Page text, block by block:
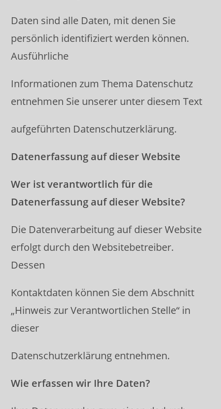
Daten sind alle Daten, mit denen Sie
persönlich identifiziert werden können.
Ausführliche
Informationen zum Thema Datenschutz
entnehmen Sie unserer unter diesem Text
aufgeführten Datenschutzerklärung.
Datenerfassung auf dieser Website
Wer ist verantwortlich für die
Datenerfassung auf dieser Website?
Die Datenverarbeitung auf dieser Website
erfolgt durch den Websitebetreiber.
Dessen
Kontaktdaten können Sie dem Abschnitt
„Hinweis zur Verantwortlichen Stelle“ in
dieser
Datenschutzerklärung entnehmen.
Wie erfassen wir Ihre Daten?